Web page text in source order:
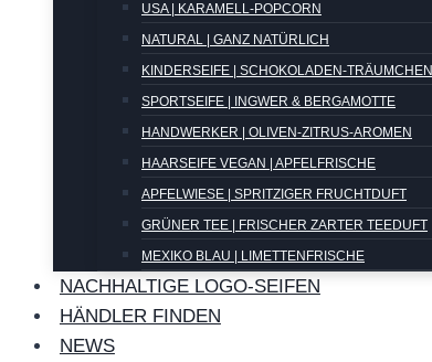
USA | KARAMELL-POPCORN
NATURAL | GANZ NATÜRLICH
KINDERSEIFE | SCHOKOLADEN-TRÄUMCHEN
SPORTSEIFE | INGWER & BERGAMOTTE
HANDWERKER | OLIVEN-ZITRUS-AROMEN
HAARSEIFE VEGAN | APFELFRISCHE
APFELWIESE | SPRITZIGER FRUCHTDUFT
GRÜNER TEE | FRISCHER ZARTER TEEDUFT
MEXIKO BLAU | LIMETTENFRISCHE
NACHHALTIGE LOGO-SEIFEN
HÄNDLER FINDEN
NEWS